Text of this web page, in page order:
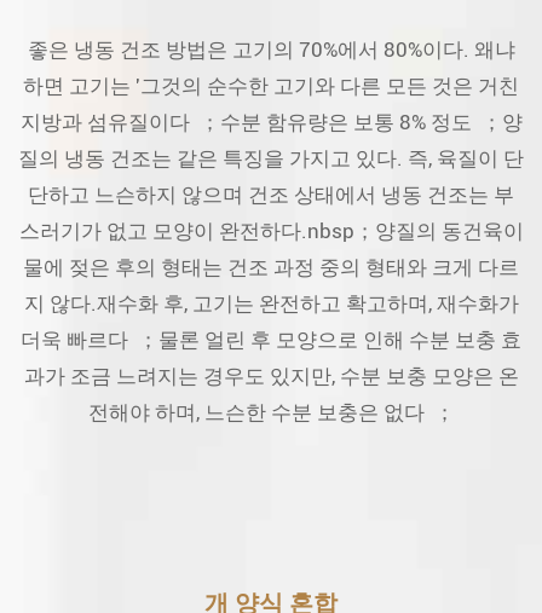
좋은 냉동 건조 방법은 고기의 70%에서 80%이다. 왜냐
하면 고기는 '그것의 순수한 고기와 다른 모든 것은 거친
지방과 섬유질이다 ；수분 함유량은 보통 8% 정도 ；양
질의 냉동 건조는 같은 특징을 가지고 있다. 즉, 육질이 단
단하고 느슨하지 않으며 건조 상태에서 냉동 건조는 부
스러기가 없고 모양이 완전하다.nbsp；양질의 동건육이
물에 젖은 후의 형태는 건조 과정 중의 형태와 크게 다르
지 않다.재수화 후, 고기는 완전하고 확고하며, 재수화가
더욱 빠르다 ；물론 얼린 후 모양으로 인해 수분 보충 효
과가 조금 느려지는 경우도 있지만, 수분 보충 모양은 온
전해야 하며, 느슨한 수분 보충은 없다 ；
개 양식 혼합